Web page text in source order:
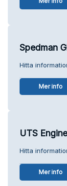
Spedman
Hitta
Mer info
UTS
Hitta
Mer info